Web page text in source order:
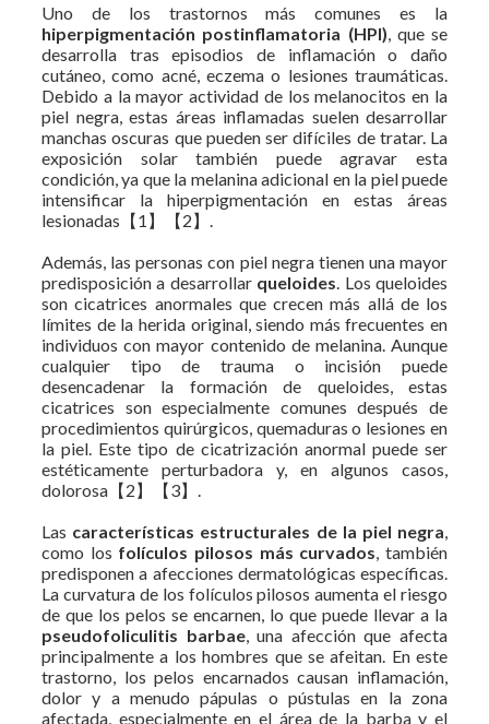
Uno de los trastornos más comunes es la
hiperpigmentación postinflamatoria (HPI) , que se
desarrolla tras episodios de inflamación o daño
cutáneo, como acné, eczema o lesiones traumáticas.
Debido a la mayor actividad de los melanocitos en la
piel negra, estas áreas inflamadas suelen desarrollar
manchas oscuras que pueden ser difíciles de tratar. La
exposición solar también puede agravar esta
condición, ya que la melanina adicional en la piel puede
intensificar la hiperpigmentación en estas áreas
lesionadas【1】【2】.
Además, las personas con piel negra tienen una mayor
predisposición a desarrollar queloides . Los queloides
son cicatrices anormales que crecen más allá de los
límites de la herida original, siendo más frecuentes en
individuos con mayor contenido de melanina. Aunque
cualquier tipo de trauma o incisión puede
desencadenar la formación de queloides, estas
cicatrices son especialmente comunes después de
procedimientos quirúrgicos, quemaduras o lesiones en
la piel. Este tipo de cicatrización anormal puede ser
estéticamente perturbadora y, en algunos casos,
dolorosa【2】【3】.
Las características estructurales de la piel negra
como los folículos pilosos más curvados , también
predisponen a afecciones dermatológicas específicas.
La curvatura de los folículos pilosos aumenta el riesgo
de que los pelos se encarnen, lo que puede llevar a la
pseudofoliculitis barbae, una afección que afecta
principalmente a los hombres que se afeitan. En este
trastorno, los pelos encarnados causan inflamación,
dolor y a menudo pápulas o pústulas en la zona
afectada, especialmente en el área de la barba y el